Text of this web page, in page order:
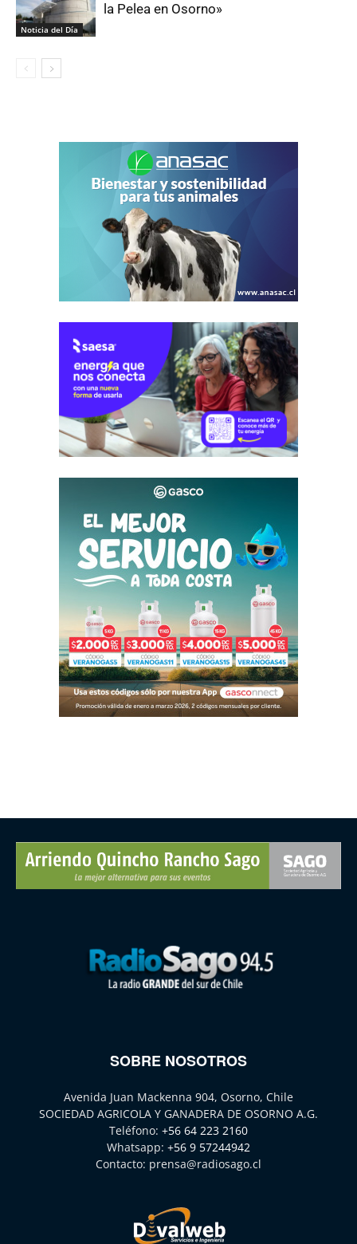
Noticia del Día
la Pelea en Osorno»
SOBRE NOSOTROS
Avenida Juan Mackenna 904, Osorno, Chile
SOCIEDAD AGRICOLA Y GANADERA DE OSORNO A.G.
Teléfono: +56 64 223 2160
Whatsapp: +56 9 57244942
Contacto: prensa@radiosago.cl